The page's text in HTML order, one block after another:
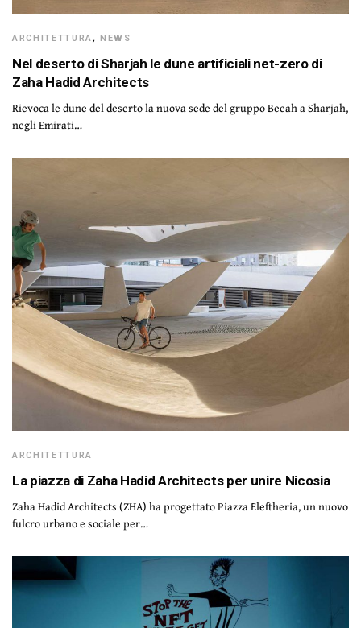
ARCHITETTURA,NEWS
Nel deserto di Sharjah le dune artificiali net-zero di
Zaha Hadid Architects
Rievoca le dune del deserto la nuova sede del gruppo Beeah a Sharjah,
negli Emirati…
ARCHITETTURA
La piazza di Zaha Hadid Architects per unire Nicosia
Zaha Hadid Architects (ZHA) ha progettato Piazza Eleftheria, un nuovo
fulcro urbano e sociale per…